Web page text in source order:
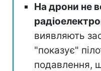
На дрони не
виявляють
"показує"
подавлення,